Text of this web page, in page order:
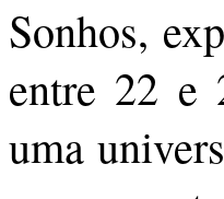
Sonhos,
entre 22 e
uma